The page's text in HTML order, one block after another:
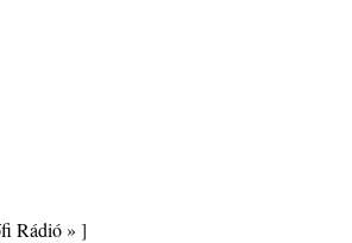
Rádió » ]